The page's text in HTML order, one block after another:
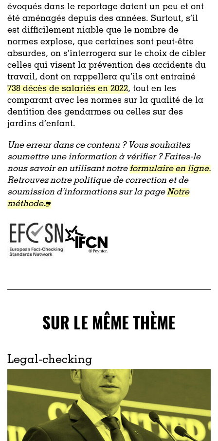
évoqués dans le reportage datent un peu et ont
été aménagés depuis des années. Surtout, s’il
est difficilement niable que le nombre de
normes explose, que certaines sont peut-être
absurdes, on s’interrogera sur le choix de cibler
celles qui visent la prévention des accidents du
travail, dont on rappellera qu’ils ont entrainé
738 décès de salariés en 2022, tout en les
comparant avec les normes sur la qualité de la
dentition des gendarmes ou celles sur des
jardins d’enfant.
Une erreur dans ce contenu ? Vous souhaitez
soumettre une information à vérifier ? Faites-le
nous savoir en utilisant notreformulaire en ligne.
Retrouvez notre politique de correction et de
soumission d'informations sur la pageNotre
méthode.
SUR LE MÊME THÈME
Legal-checking